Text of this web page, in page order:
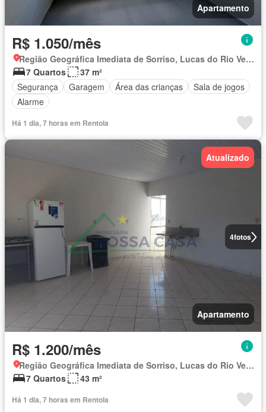
Apartamento
R$ 1.050/mês
Região Geográfica Imediata de Sorriso, Lucas do Rio Verde
7 Quartos
37 m²
Segurança
Garagem Área das crianças
Sala de jogos
Alarme
Há 1 dia, 7 horas em Rentola
4fotos
Atualizado
Apartamento
R$ 1.200/mês
Região Geográfica Imediata de Sorriso, Lucas do Rio Verde
7 Quartos
43 m²
Há 1 dia, 7 horas em Rentola